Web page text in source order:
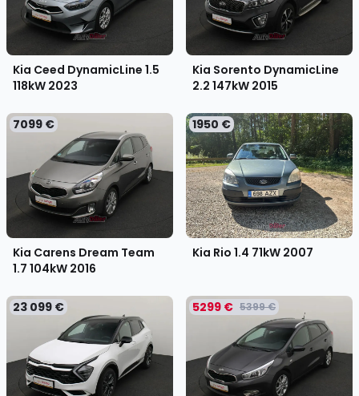
Kia Ceed DynamicLine 1.5
118kW 2023
Kia Sorento DynamicLine
2.2 147kW 2015
7099 €
Kia Carens Dream Team
1.7 104kW 2016
1950 €
Kia Rio 1.4 71kW 2007
23 099 € 5299 € 5399 €